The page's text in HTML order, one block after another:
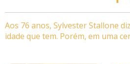
Aos 76 anos, Sylvester Stallone
idade que tem. Porém, em uma